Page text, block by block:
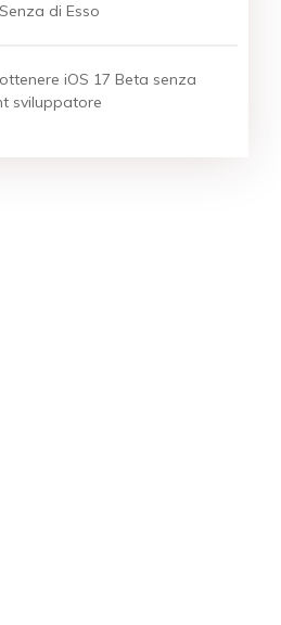
di Esso
iOS 17 Beta senza
sviluppatore